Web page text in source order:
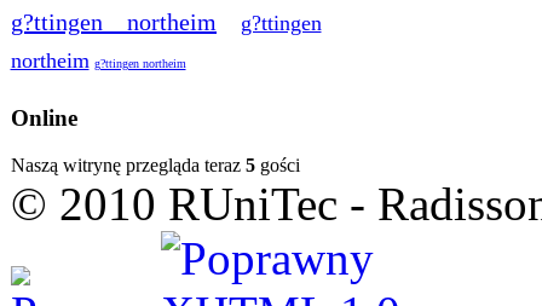
g?ttingen northeim
g?ttingen
northeim g?ttingen northeim
Online
Naszą witrynę przegląda teraz 5gości
© 2010 RUniTec -